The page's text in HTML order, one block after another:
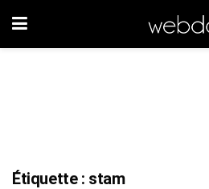
Étiquette : stam